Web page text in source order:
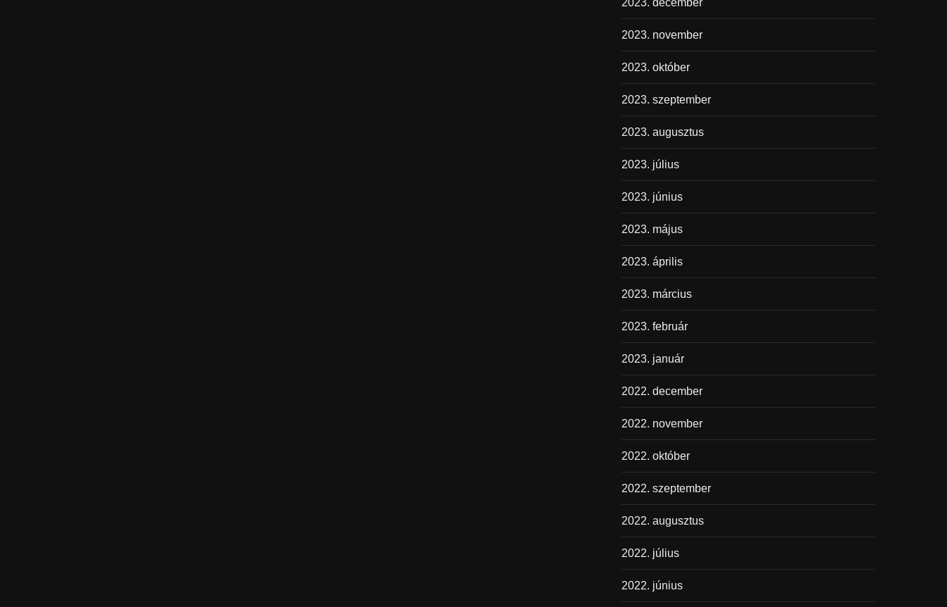
2023. november
2023. október
2023. szeptember
2023. augusztus
2023. július
2023. június
2023. május
2023. április
2023. március
2023. február
2023. január
2022. december
2022. november
2022. október
2022. szeptember
2022. augusztus
2022. július
2022. június